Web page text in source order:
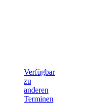
Verfügbar
zu
anderen
Terminen